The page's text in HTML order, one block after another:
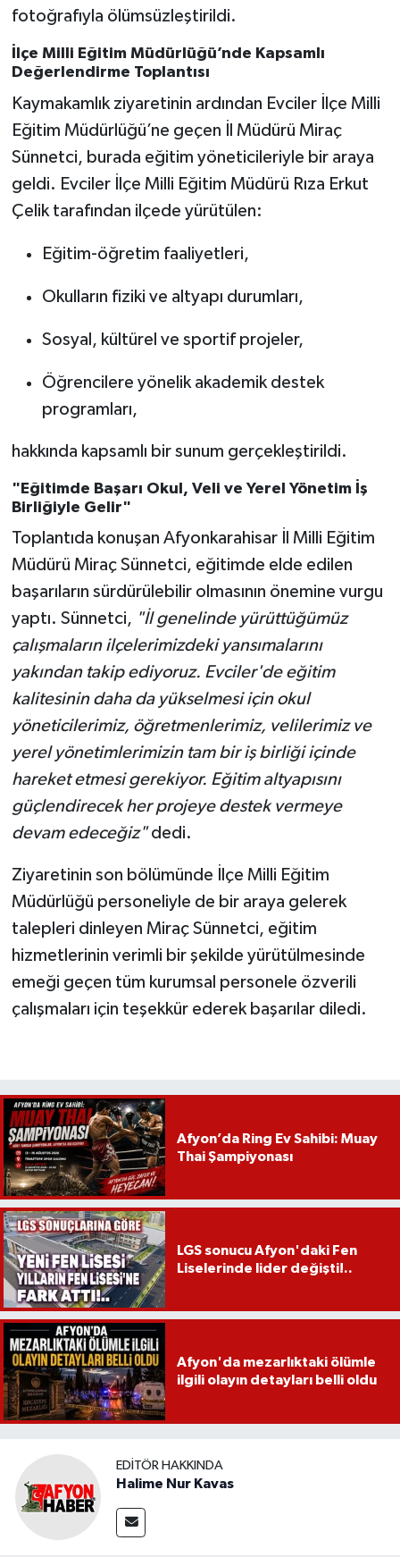
fotoğrafıyla ölümsüzleştirildi.
İlçe Milli Eğitim Müdürlüğü’nde Kapsamlı
Değerlendirme Toplantısı
Kaymakamlık ziyaretinin ardından Evciler İlçe Milli
Eğitim Müdürlüğü’ne geçen İl Müdürü Miraç
Sünnetci, burada eğitim yöneticileriyle bir araya
geldi. Evciler İlçe Milli Eğitim Müdürü Rıza Erkut
Çelik tarafından ilçede yürütülen:
Eğitim-öğretim faaliyetleri,
Okulların fiziki ve altyapı durumları,
Sosyal, kültürel ve sportif projeler,
Öğrencilere yönelik akademik destek
programları,
hakkında kapsamlı bir sunum gerçekleştirildi.
"Eğitimde Başarı Okul, Veli ve Yerel Yönetim İş
Birliğiyle Gelir"
Toplantıda konuşan Afyonkarahisar İl Milli Eğitim
Müdürü Miraç Sünnetci, eğitimde elde edilen
başarıların sürdürülebilir olmasının önemine vurgu
yaptı. Sünnetci, "İl genelinde yürüttüğümüz
çalışmaların ilçelerimizdeki yansımalarını
yakından takip ediyoruz. Evciler'de eğitim
kalitesinin daha da yükselmesi için okul
yöneticilerimiz, öğretmenlerimiz, velilerimiz ve
yerel yönetimlerimizin tam bir iş birliği içinde
hareket etmesi gerekiyor. Eğitim altyapısını
güçlendirecek her projeye destek vermeye
devam edeceğiz"dedi.
Ziyaretinin son bölümünde İlçe Milli Eğitim
Müdürlüğü personeliyle de bir araya gelerek
talepleri dinleyen Miraç Sünnetci, eğitim
hizmetlerinin verimli bir şekilde yürütülmesinde
emeği geçen tüm kurumsal personele özverili
çalışmaları için teşekkür ederek başarılar diledi.
Afyon’da Ring Ev Sahibi: Muay
Thai Şampiyonası
LGS sonucu Afyon'daki Fen
Liselerinde lider değişti!..
Afyon'da mezarlıktaki ölümle
ilgili olayın detayları belli oldu
EDITÖR HAKKINDA
Halime Nur Kavas